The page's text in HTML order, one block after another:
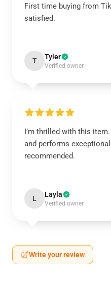
First time buying from
satisfied.
T Tyler
Verified owner
I’m thrilled with this
and performs
recommended.
L Layla
Verified owner
Write your review